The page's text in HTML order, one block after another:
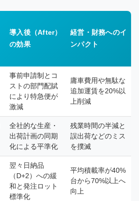
導入後（After）
の効果
経営・財務へのイ
ンパクト
事前申請制とコ
ストの部門配賦
により特急便が
激減
庸車費用や無駄な
追加運賃を20%以
上削減
全社的な生産・
出荷計画の同期
化による平準化
残業時間の半減と
誤出荷などのミス
を撲滅
翌々日納品
（D+2）への緩
和と発注ロット
標準化
平均積載率が40%
台から70%以上へ
向上